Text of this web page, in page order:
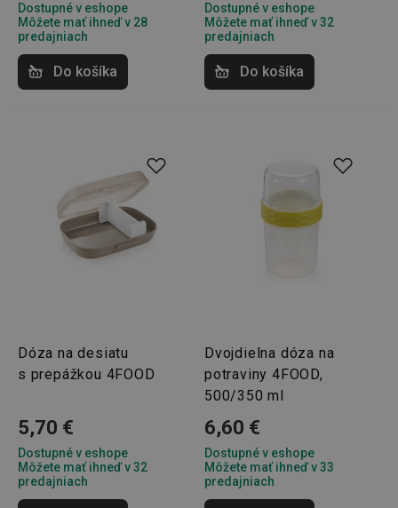
Dostupné v eshope
Môžete mať ihneď v 28
predajniach
Do košíka
Dostupné v eshope
Môžete mať ihneď v 32
predajniach
Do košíka
Dóza na desiatu
s prepážkou 4FOOD
5,70 €
Dostupné v eshope
Môžete mať ihneď v 32
predajniach
Dvojdielna dóza na
potraviny 4FOOD,
500/350 ml
6,60 €
Dostupné v eshope
Môžete mať ihneď v 33
predajniach